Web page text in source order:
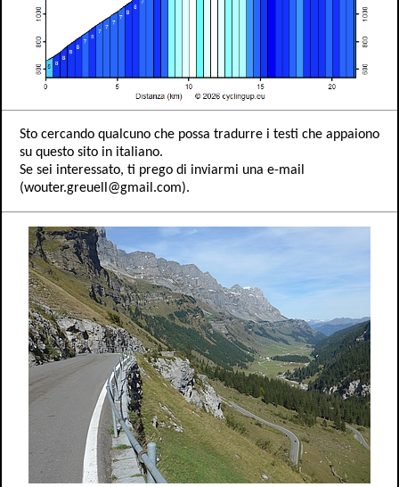
Sto cercando qualcuno che possa tradurre i testi che appaiono
su questo sito in italiano.
Se sei interessato, ti prego di inviarmi una e-mail
(wouter.greuell@gmail.com).